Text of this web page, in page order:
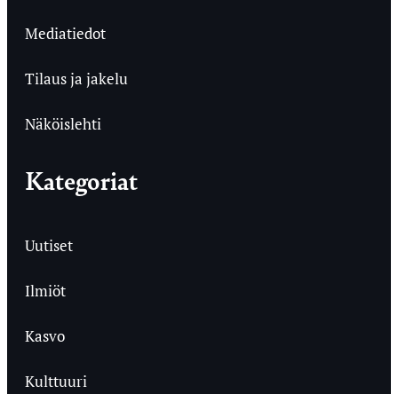
Mediatiedot
Tilaus ja jakelu
Näköislehti
Kategoriat
Uutiset
Ilmiöt
Kasvo
Kulttuuri